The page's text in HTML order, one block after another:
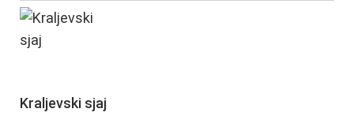
Kraljevski sjaj